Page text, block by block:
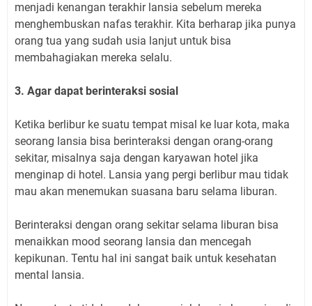
menjadi kenangan terakhir lansia sebelum mereka
menghembuskan nafas terakhir. Kita berharap jika punya
orang tua yang sudah usia lanjut untuk bisa
membahagiakan mereka selalu.
3. Agar dapat berinteraksi sosial
Ketika berlibur ke suatu tempat misal ke luar kota, maka
seorang lansia bisa berinteraksi dengan orang-orang
sekitar, misalnya saja dengan karyawan hotel jika
menginap di hotel. Lansia yang pergi berlibur mau tidak
mau akan menemukan suasana baru selama liburan.
Berinteraksi dengan orang sekitar selama liburan bisa
menaikkan mood seorang lansia dan mencegah
kepikunan. Tentu hal ini sangat baik untuk kesehatan
mental lansia.